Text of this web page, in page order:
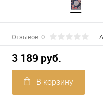
Отзывов: 0
3 189 руб.
В корзину